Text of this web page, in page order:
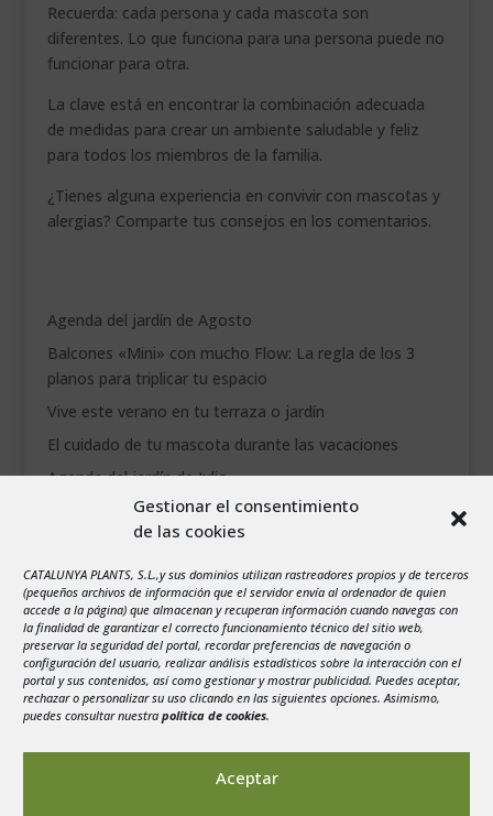
Gestionar el consentimiento
de las cookies
CATALUNYA PLANTS, S.L.,y sus dominios utilizan rastreadores propios y de terceros
(pequeños archivos de información que el servidor envía al ordenador de quien
accede a la página) que almacenan y recuperan información cuando navegas con
la finalidad de garantizar el correcto funcionamiento técnico del sitio web,
preservar la seguridad del portal, recordar preferencias de navegación o
configuración del usuario, realizar análisis estadísticos sobre la interacción con el
portal y sus contenidos, así como gestionar y mostrar publicidad. Puedes aceptar,
rechazar o personalizar su uso clicando en las siguientes opciones. Asimismo,
puedes consultar nuestra política de cookies.
Aceptar
Recuerda: cada persona y cada mascota son
diferentes. Lo que funciona para una persona puede no
funcionar para otra.
La clave está en encontrar la combinación adecuada
de medidas para crear un ambiente saludable y feliz
para todos los miembros de la familia.
¿Tienes alguna experiencia en convivir con mascotas y
alergias? Comparte tus consejos en los comentarios.
Agenda del jardín de Agosto
Balcones «Mini» con mucho Flow: La regla de los 3
planos para triplicar tu espacio
Vive este verano en tu terraza o jardín
El cuidado de tu mascota durante las vacaciones
Agenda del jardín de Julio
agosto 2026
1
2
3
4 5 6 7 8
9
10
11 12 13 14 15
16
17
18 19 20 21 22
23
24
25 26 27